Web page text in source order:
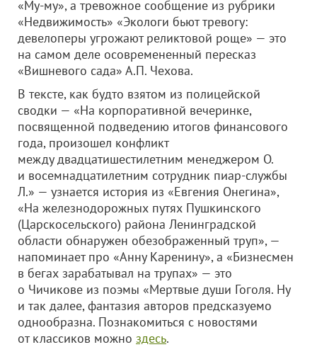
«Му-му», а тревожное сообщение из рубрики
«Недвижимость» «Экологи бьют тревогу:
девелоперы угрожают реликтовой роще» — это
на самом деле осовремененный пересказ
«Вишневого сада» А.П. Чехова.
В тексте, как будто взятом из полицейской
сводки — «На корпоративной вечеринке,
посвященной подведению итогов финансового
года, произошел конфликт
между двадцатишестилетним менеджером О.
и восемнадцатилетним сотрудник пиар-службы
Л.» — узнается история из «Евгения Онегина»,
«На железнодорожных путях Пушкинского
(Царскосельского) района Ленинградской
области обнаружен обезображенный труп», —
напоминает про «Анну Каренину», а «Бизнесмен
в бегах зарабатывал на трупах» — это
о Чичикове из поэмы «Мертвые души Гоголя. Ну
и так далее, фантазия авторов предсказуемо
однообразна. Познакомиться с новостями
от классиков можно здесь.